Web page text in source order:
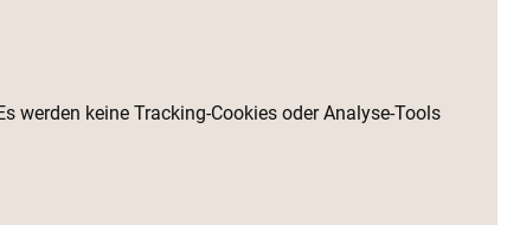
werden keine Tracking-Cookies oder Analyse-Tools